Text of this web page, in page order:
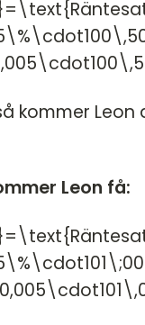
kommer
Leon få: